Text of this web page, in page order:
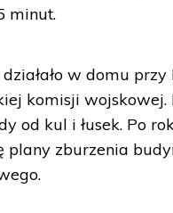
minut.
w domu
komisji
od kul i łusek. Po
plany zburzenia